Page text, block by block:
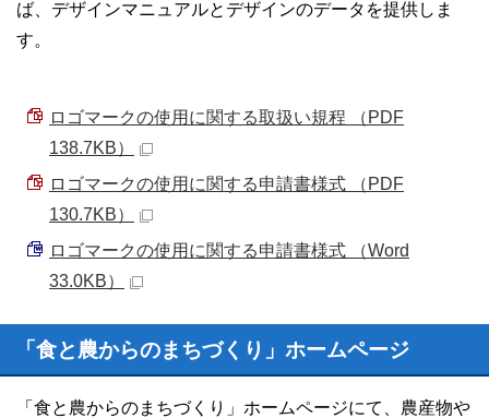
ば、デザインマニュアルとデザインのデータを提供しま
す。
ロゴマークの使用に関する取扱い規程 （PDF
138.7KB）
ロゴマークの使用に関する申請書様式 （PDF
130.7KB）
ロゴマークの使用に関する申請書様式 （Word
33.0KB）
「食と農からのまちづくり」ホームページ
「食と農からのまちづくり」ホームページにて、農産物や